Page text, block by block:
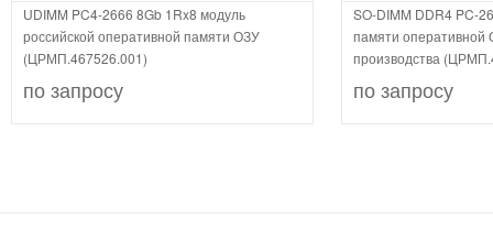
UDIMM PC4-2666 8Gb 1Rx8 модуль
российской оперативной памяти ОЗУ
(ЦРМП.467526.001)
по запросу
SO-DIMM DDR4 PC-
памяти оперативной
производства
по запросу